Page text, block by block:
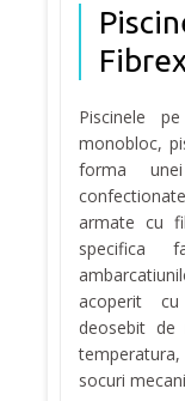
Piscinele
monobloc,
forma
armate cu
specifica
acoperit
deosebit de
socuri